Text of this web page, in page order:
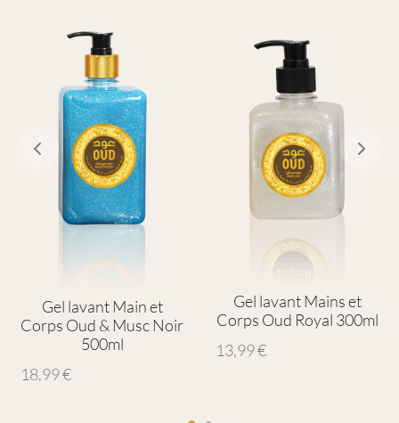
Gel lavant Main et
Corps Oud & Musc Noir
500ml
18,99€
Gel lavant Mains et
Corps Oud Royal 300ml
13,99€